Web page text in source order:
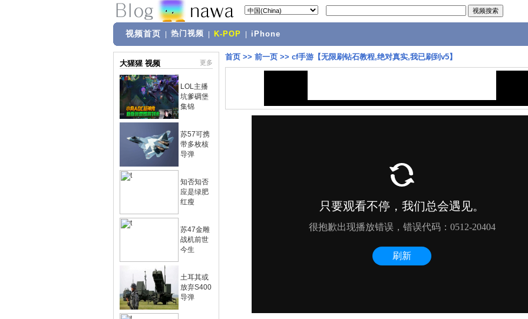
视频首页 热门视频 K-POP iPhone
大猩猩 视频 更多
LOL主播
坑爹碉堡
集锦
苏57可携
带多枚核
导弹
知否知否
应是绿肥
红瘦
苏47金雕
战机前世
今生
土耳其或
放弃S400
导弹
首页 >> 前一页 >> cf手游【无限刷钻石教程,绝对真实,我已刷到v5】